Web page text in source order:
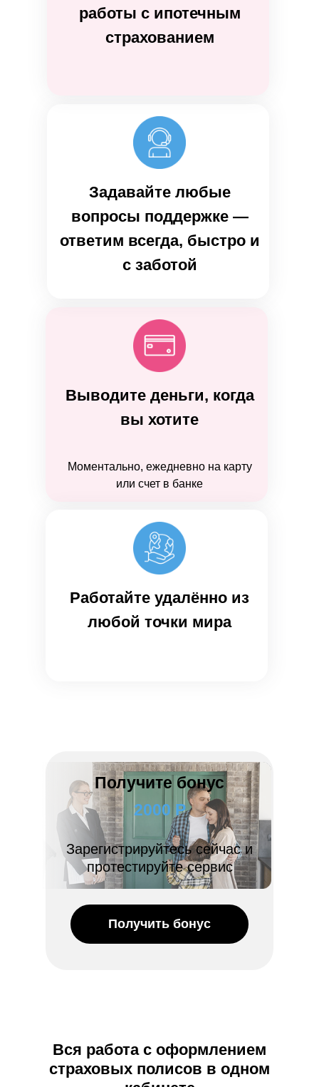
Выводите деньги, когда
вы хотите
Моментально, ежедневно на карту
или счет в банке
Задавайте любые
вопросы поддержке —
ответим всегда, быстро и
с заботой
Работайте удалённо из
любой точки мира
работы с ипотечным
страхованием
Получите бонус
2000 Р
Зарегистрируйтесь сейчас и
протестируйте сервис
Получить бонус
Вся работа с оформлением
страховых полисов в одном